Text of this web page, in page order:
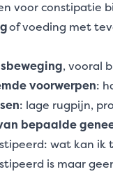
voor constipatie
of voeding met
, vooral
voorwerpen:
: lage rugpijn,
bepaalde
wat kan ik
is maar